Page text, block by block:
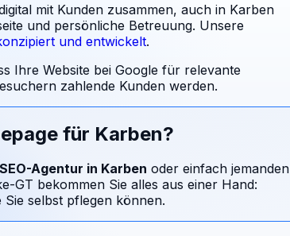
mit Kunden zusammen, auch in Karben
und persönliche Betreuung. Unsere
und entwickelt.
Ihre Website bei Google für relevante
zahlende Kunden werden.
für Karben?
SEO-Agentur in Karben oder einfach jemanden
GT bekommen Sie alles aus einer Hand:
Sie selbst pflegen können.